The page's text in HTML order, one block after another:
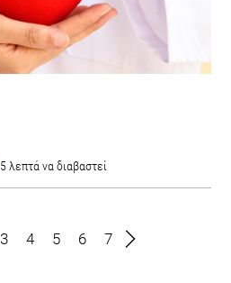
5 λεπτά να διαβαστεί
3 4 5 6 7